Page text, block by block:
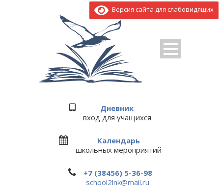
Дневник
вход для учащихся
Календарь
школьных мероприятий
+7 (38456) 5-36-98
school2lnk@mail.ru
Версия сайта для слабовидящих